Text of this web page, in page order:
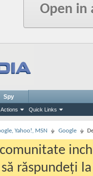
Open in
Quick Links
Spy
Yahoo!, MSN Google
comunitate
răspundeți